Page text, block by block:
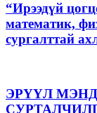
“Ирээдүй
математик,
сургалттай
ЭРҮҮЛ